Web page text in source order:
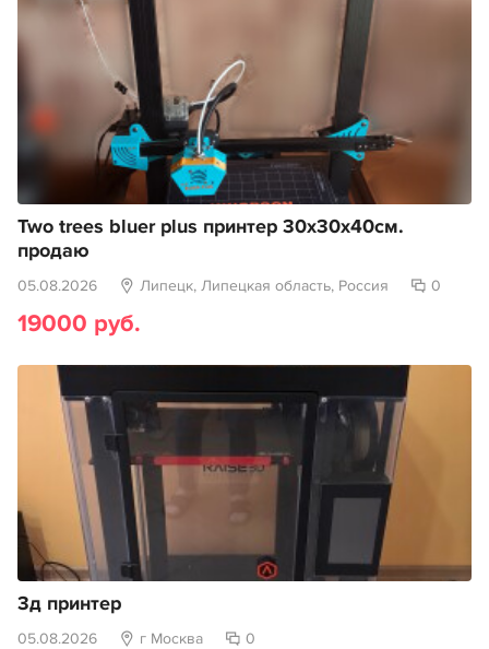
Two trees bluer plus принтер 30х30х40см.
продаю
05.08.2026 Липецк, Липецкая область, Россия 0
19000 руб.
3д принтер
05.08.2026 г Москва 0